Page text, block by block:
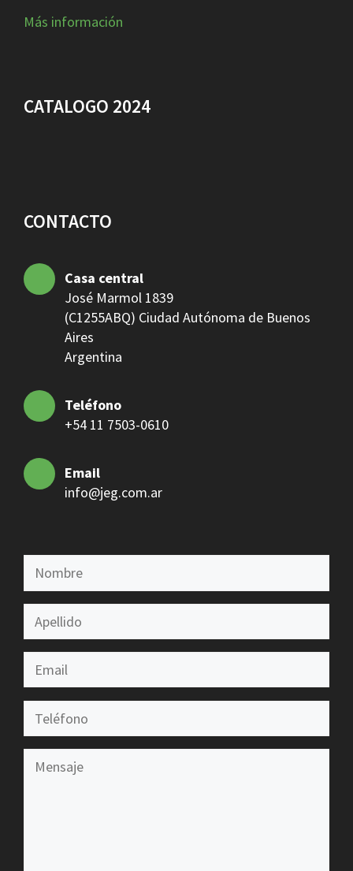
Más información
CATALOGO 2024
CONTACTO
Casa central
José Marmol 1839
(C1255ABQ) Ciudad Autónoma de Buenos
Aires
Argentina
Teléfono
+54 11 7503-0610
Email
info@jeg.com.ar